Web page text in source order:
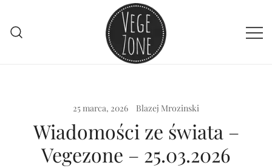
treści
25 marca, 2026 Blazej Mrozinski
Wiadomości ze świata –
Vegezone – 25.03.2026